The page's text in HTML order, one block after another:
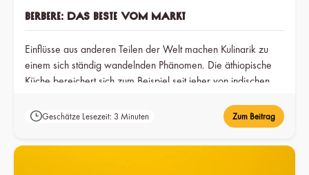
Berbere: Das Beste vom Markt
Einflüsse aus anderen Teilen der Welt machen Kulinarik zu
einem sich ständig wandelnden Phänomen. Die äthiopische
Küche bereichert sich zum Beispiel seit jeher von indischen
gelangten.
Geschätze Lesezeit: 3 Minuten Zum Beitrag